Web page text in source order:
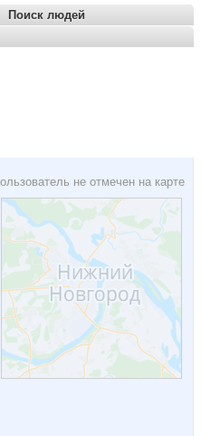
Поиск людей
не отмечен на карте